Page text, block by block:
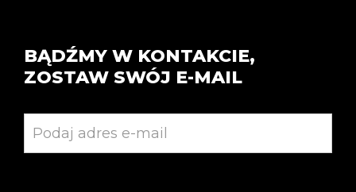
BĄDŹMY W KONTAKCIE,
ZOSTAW SWÓJ E-MAIL